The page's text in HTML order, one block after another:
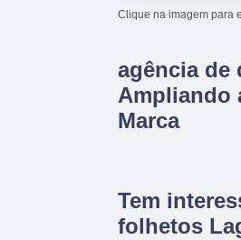
Clique na imagem para
agência de
Ampliando
Marca
Tem
folhetos